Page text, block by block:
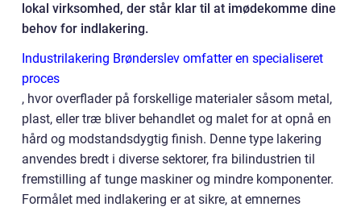
lokal virksomhed, der står klar til at imødekomme dine
behov for indlakering.
Industrilakering Brønderslev omfatter en specialiseret
proces
, hvor overflader på forskellige materialer såsom metal,
plast, eller træ bliver behandlet og malet for at opnå en
hård og modstandsdygtig finish. Denne type lakering
anvendes bredt i diverse sektorer, fra bilindustrien til
fremstilling af tunge maskiner og mindre komponenter.
Formålet med indlakering er at sikre, at emnernes